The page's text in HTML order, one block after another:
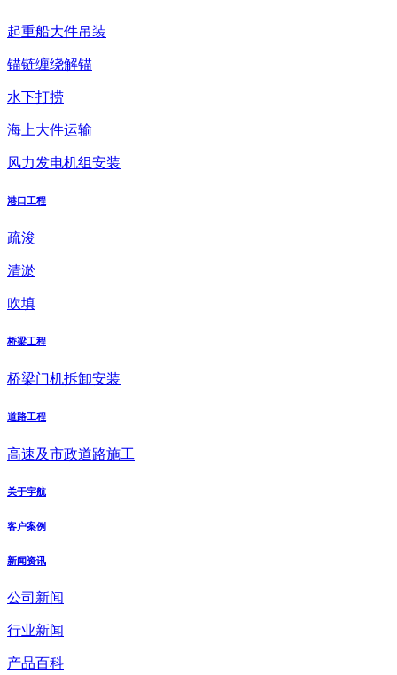
起重船大件吊装
锚链缠绕解锚
水下打捞
海上大件运输
风力发电机组安装
港口工程
疏浚
清淤
吹填
桥梁工程
桥梁门机拆卸安装
道路工程
高速及市政道路施工
关于宇航
客户案例
新闻资讯
公司新闻
行业新闻
产品百科